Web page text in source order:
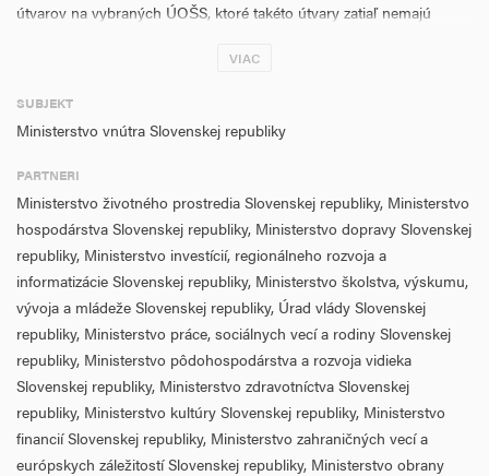
útvarov na vybraných ÚOŠS, ktoré takéto útvary zatiaľ nemajú
tvorby, monitoringu implementácie a posudzovania vplyvu politík,
činnosti. Cieľom je taktiež prostredníctvom projektu vytvoriť
udržateľný rámec fungovania analytických útvarov s dôrazom na
konzistentné metodické postupy, kvalitu výstupov, rovnaké
pracovné podmienky a zabezpečenie ľudských zdrojov.
VIAC
SUBJEKT
Ministerstvo vnútra Slovenskej republiky
PARTNERI
Ministerstvo životného prostredia Slovenskej republiky, Ministerstvo
hospodárstva Slovenskej republiky, Ministerstvo dopravy Slovenskej
republiky, Ministerstvo investícií, regionálneho rozvoja a
informatizácie Slovenskej republiky, Ministerstvo školstva, výskumu,
vývoja a mládeže Slovenskej republiky, Úrad vlády Slovenskej
republiky, Ministerstvo práce, sociálnych vecí a rodiny Slovenskej
republiky, Ministerstvo pôdohospodárstva a rozvoja vidieka
Slovenskej republiky, Ministerstvo zdravotníctva Slovenskej
republiky, Ministerstvo kultúry Slovenskej republiky, Ministerstvo
financií Slovenskej republiky, Ministerstvo zahraničných vecí a
európskych záležitostí Slovenskej republiky, Ministerstvo obrany